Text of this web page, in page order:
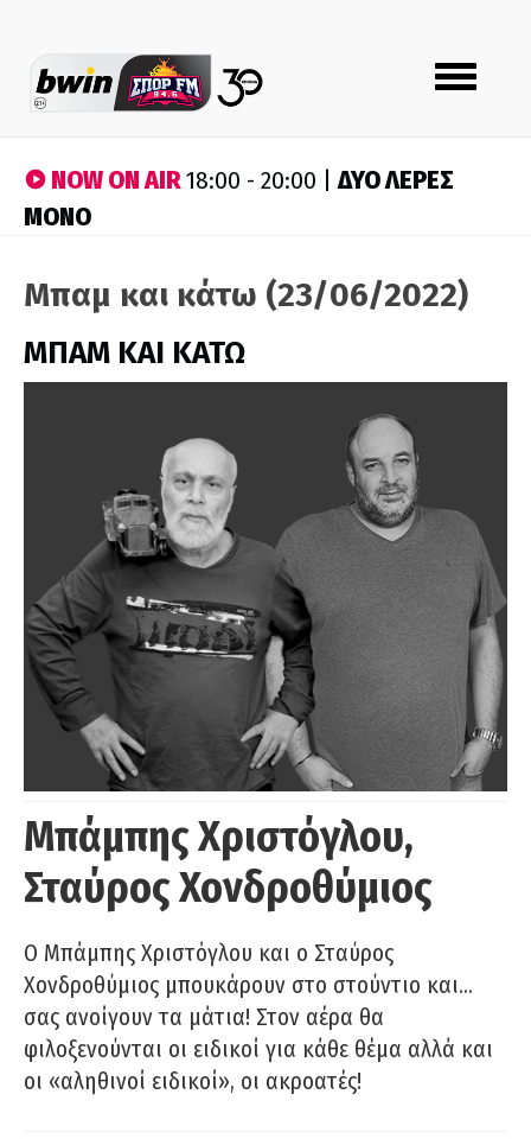
Toggle
navigation
NOW ON AIR18:00 - 20:00 |ΔΥΟ ΛΕΡΕΣ
ΜΟΝΟ
Μπαμ και κάτω (23/06/2022)
ΜΠΑΜ ΚΑΙ ΚΑΤΩ
Μπάμπης Χριστόγλου,
Σταύρος Χονδροθύμιος
O Μπάμπης Χριστόγλου και ο Σταύρος
Χονδροθύμιος μπουκάρουν στο στούντιο και…
σας ανοίγουν τα μάτια! Στον αέρα θα
φιλοξενούνται οι ειδικοί για κάθε θέμα αλλά και
οι «αληθινοί ειδικοί», οι ακροατές!